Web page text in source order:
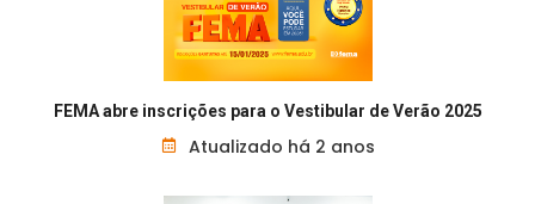
FEMA abre inscrições para o Vestibular de Verão 2025
Atualizado há 2 anos